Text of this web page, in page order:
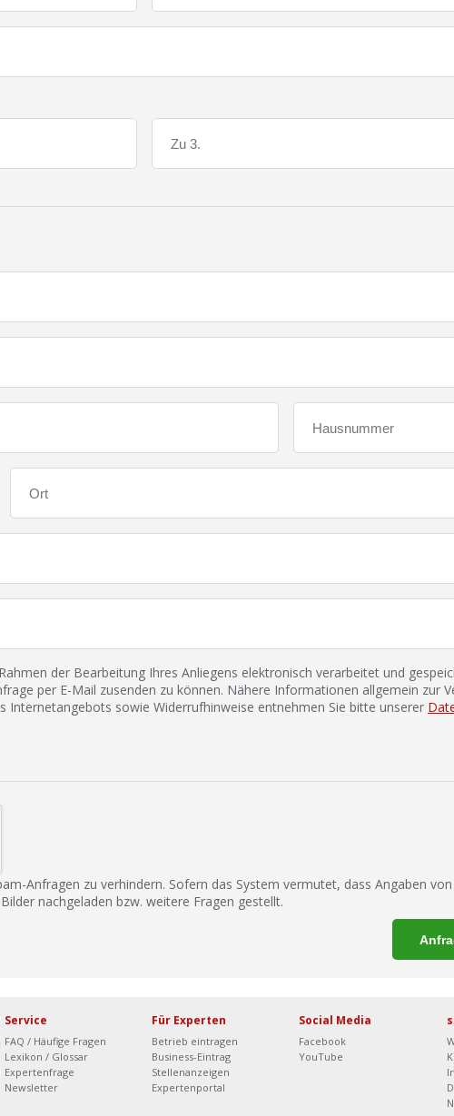
der Bearbeitung Ihres Anliegens elektronisch verarbeitet und
per E-Mail zusenden zu können. Nähere Informationen allgemein zur
Internetangebots sowie Widerrufhinweise entnehmen Sie bitte unserer
Anfragen zu verhindern. Sofern das System vermutet, dass Angaben
nachgeladen bzw. weitere Fragen gestellt.
Service
FAQ / Häufige Fragen
Lexikon / Glossar
Expertenfrage
Newsletter
Für Experten
Betrieb eintragen
Business-Eintrag
Stellenanzeigen
Expertenportal
Social Media
Facebook
YouTube